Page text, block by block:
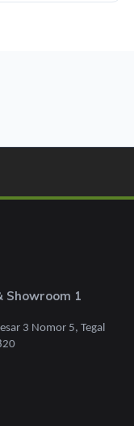
Showroom 1
3 Nomor 5, Tegal